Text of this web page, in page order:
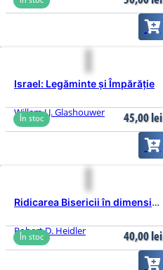
Israel: Legăminte și Împărăție
Willem J.J. Glashouwer
În stoc 45,00lei
Ridicarea Bisericii în dimensiunea Mesianică
Robert D. Heidler
În stoc 40,00lei